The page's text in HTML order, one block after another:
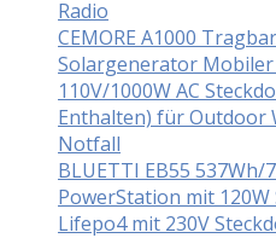
Radio
CEMORE A1000
Solargenerator
110V/1000W AC
Enthalten) für Outdoor
Notfall
BLUETTI EB55 537Wh/
PowerStation mit
Lifepo4 mit 230V